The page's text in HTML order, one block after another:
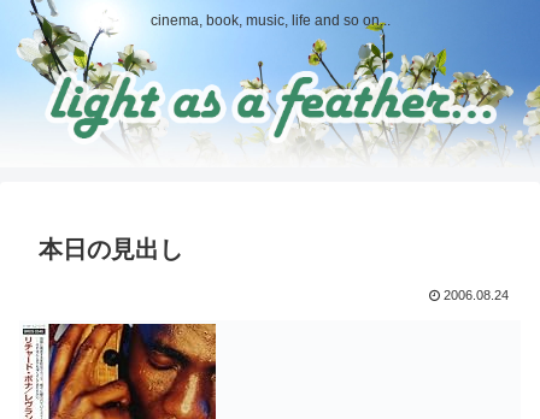
cinema, book, music, life and so on...
本日の見出し
2006.08.24